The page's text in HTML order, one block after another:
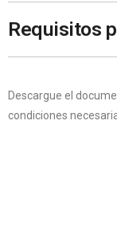
Requisitos
Descargue el
condiciones